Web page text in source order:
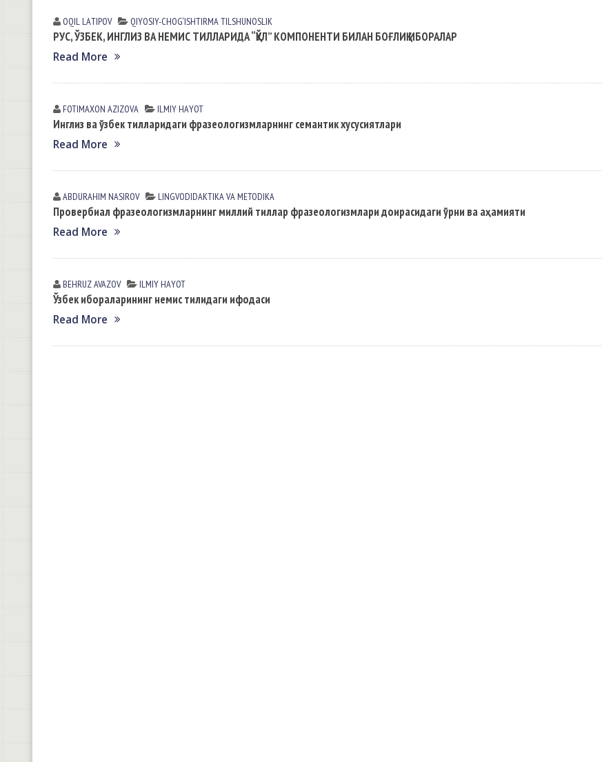
OQIL LАTIPOV QIYOSIY-CHOG‘ISHTIRMA TILSHUNOSLIK
РУС, ЎЗБЕК, ИНГЛИЗ ВА НЕМИС ТИЛЛАРИДА “ҚЎЛ” КОМПОНЕНТИ БИЛАН БОҒЛИҚ ИБОРАЛАР
Read More
FOTIMAXON АZIZOVА ILMIY HАYOT
Инглиз ва ўзбек тилларидаги фразеологизмларнинг семантик хусусиятлари
Read More
ABDURAHIM NASIROV LINGVODIDАKTIKА VА METODIKА
Провербиал фразеологизмларнинг миллий тиллар фразеологизмлари доирасидаги ўрни ва аҳамияти
Read More
BEHRUZ AVAZOV ILMIY HАYOT
Ўзбек ибораларининг немис тилидаги ифодаси
Read More